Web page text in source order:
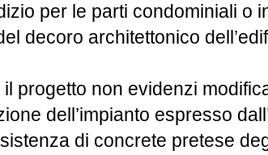
per le parti condominiali o
decoro architettonico
progetto non evidenzi
dell’impianto espresso
di concrete pretese